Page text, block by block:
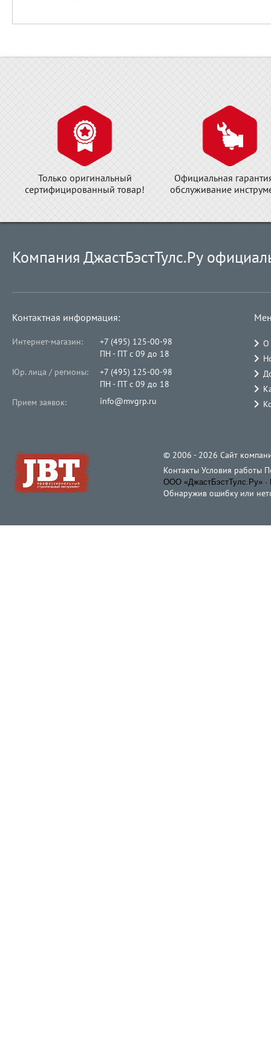
Только оригинальный
сертифицированный товар!
Официальная
обслуживание
Компания ДжастБэстТулс.Ру
Контактная информация:
Интернет-магазин:
+7 (495) 125-00-98
ПН - ПТ с 09 до 18
Юр. лица / регионы:
+7 (495) 125-00-98
ПН - ПТ с 09 до 18
Прием заявок:
info@mvgrp.ru
О
© 2006 - 2026 Cайт
Контакты Условия работы
ООО «ДжастБэстТулс.Ру» ·
Обнаружив ошибку или